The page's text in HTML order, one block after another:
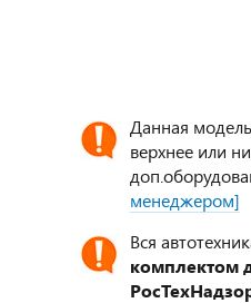
Данная модель
верхнее или
менеджером]
Вся
комплектом